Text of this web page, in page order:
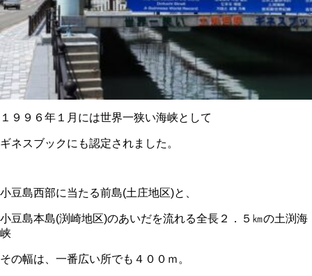
１９９６年１月には世界一狭い海峡として
ギネスブックにも認定されました。
小豆島西部に当たる前島(土庄地区)と、
小豆島本島(渕崎地区)のあいだを流れる全長２．５㎞の土渕海
峡
その幅は、一番広い所でも４００ｍ。